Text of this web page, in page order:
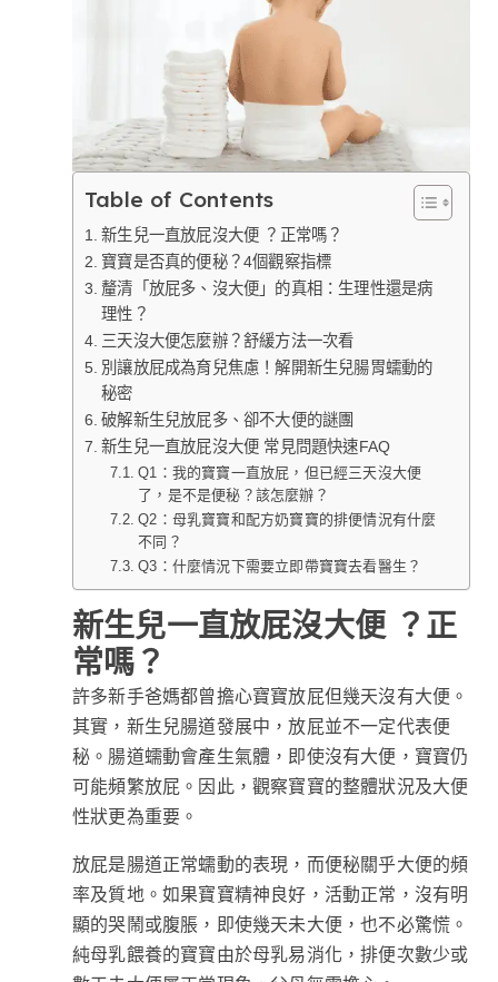
Table of Contents
新生兒一直放屁沒大便 ？正常嗎？
寶寶是否真的便秘？4個觀察指標
釐清「放屁多、沒大便」的真相：生理性還是病
理性？
三天沒大便怎麼辦？舒緩方法一次看
別讓放屁成為育兒焦慮！解開新生兒腸胃蠕動的
秘密
破解新生兒放屁多、卻不大便的謎團
新生兒一直放屁沒大便 常見問題快速FAQ
Q1：我的寶寶一直放屁，但已經三天沒大便
了，是不是便秘？該怎麼辦？
Q2：母乳寶寶和配方奶寶寶的排便情況有什麼
不同？
Q3：什麼情況下需要立即帶寶寶去看醫生？
新生兒一直放屁沒大便 ？正
常嗎？
許多新手爸媽都曾擔心寶寶放屁但幾天沒有大便。
其實，新生兒腸道發展中，放屁並不一定代表便
秘。腸道蠕動會產生氣體，即使沒有大便，寶寶仍
可能頻繁放屁。因此，觀察寶寶的整體狀況及大便
性狀更為重要。
放屁是腸道正常蠕動的表現，而便秘關乎大便的頻
率及質地。如果寶寶精神良好，活動正常，沒有明
顯的哭鬧或腹脹，即使幾天未大便，也不必驚慌。
純母乳餵養的寶寶由於母乳易消化，排便次數少或